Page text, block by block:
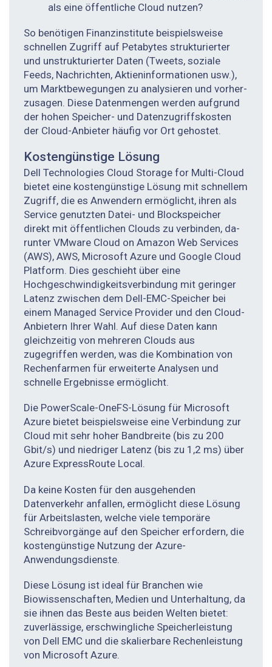
als eine öffentliche Cloud nutzen?
So benötigen Finanzinstitute beispielsweise
schnellen Zugriff auf Petabytes strukturierter
und unstrukturierter Daten (Tweets, soziale
Feeds, Nachrichten, Aktieninformationen usw.),
um Marktbewegungen zu analysieren und vorher­
zusagen. Diese Datenmengen werden aufgrund
der hohen Speicher- und Datenzugriffskosten
der Cloud-Anbieter häufig vor Ort gehostet.
Kostengünstige Lösung
Dell Technologies Cloud Storage for Multi-Cloud
bietet eine kostengünstige Lösung mit schnellem
Zugriff, die es Anwendern ermöglicht, ihren als
Service genutzten Datei- und Blockspeicher
direkt mit öffentlichen Clouds zu verbinden, da­
runter VMware Cloud on Amazon Web Services
(AWS), AWS, Microsoft Azure und Google Cloud
Platform. Dies geschieht über eine
Hochgeschwindigkeitsverbindung mit geringer
Latenz zwischen dem Dell-EMC-Speicher bei
einem Managed Service Provider und den Cloud-
Anbietern Ihrer Wahl. Auf diese Daten kann
gleichzeitig von mehreren Clouds aus
zugegriffen werden, was die Kombination von
Rechenfarmen für ­erweiterte Analysen und
schnelle Ergebnisse ermöglicht.
Die PowerScale-One­FS-­Lösung für Micro­soft
Azure bietet beispielsweise eine Verbindung zur
Cloud mit sehr hoher Bandbreite (bis zu 200
Gbit/s) und niedriger Latenz (bis zu 1,2 ms) über
Azure ExpressRoute Local.
Da keine Kosten für den ausgehenden
Datenverkehr anfallen, ermöglicht diese Lösung
für Arbeitslasten, welche viele temporäre
Schreibvorgänge auf den Speicher erfordern, die
kostengüns­tige Nutzung der Azure-
Anwendungsdienste.
Diese Lösung ist ideal für Branchen wie
Biowissenschaften, Medien und Unterhaltung, da
sie ihnen das Beste aus beiden Welten bietet:
zuverlässige, erschwingliche Speicherleistung
von Dell EMC und die skalierbare Rechenleistung
von Microsoft Azure.